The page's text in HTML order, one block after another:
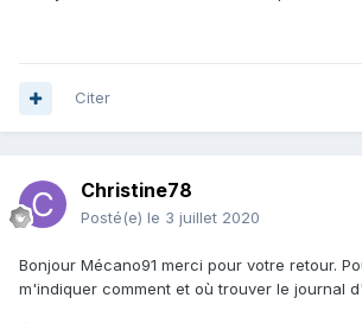
Citer
Christine78
Posté(e) le 3 juillet 2020
Bonjour Mécano91 merci pour votre retour.
m'indiquer comment et où trouver le journal